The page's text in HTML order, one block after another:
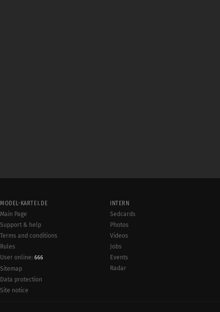
MODEL-KARTEI.DE
Main Page
Support & help
Terms and conditions
Rules
User online: 666
Sitemap
Data protection
Site notice
INTERN
Sedcards
Photos
Videos
Jobs
Events
Radar